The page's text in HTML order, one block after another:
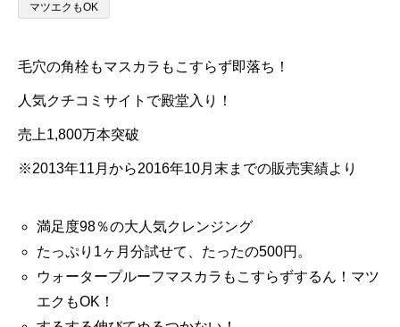
マツエクもOK
毛穴の角栓もマスカラもこすらず即落ち！
人気クチコミサイトで殿堂入り！
売上1,800万本突破
※2013年11月から2016年10月末までの販売実績より
満足度98％の大人気クレンジング
たっぷり1ヶ月分試せて、たったの500円。
ウォータープルーフマスカラもこすらずするん！マツ
エクもOK！